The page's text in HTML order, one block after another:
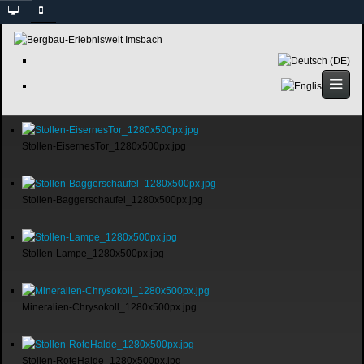
Stollen-EisernesTor_1280x500px.jpg
Stollen-Baggerschaufel_1280x500px.jpg
Stollen-Lampe_1280x500px.jpg
Mineralien-Chrysokoll_1280x500px.jpg
Stollen-RoteHalde_1280x500px.jpg